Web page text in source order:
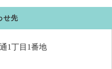
せ先
1丁目1番地